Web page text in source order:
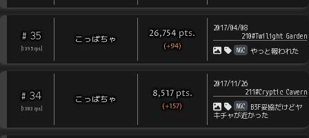
# 35
1395 rps
こっぱちゃ 26,754 pts.
(+94)
2017/04/08
210#Twilight Garden
NGC やっと報われた
# 34
1383 rps
こっぱちゃ 8,517 pts.
(+157)
2017/11/26
211#Cryptic Cavern
NGC
B3F妥協だけどヤ
キチャが近かった